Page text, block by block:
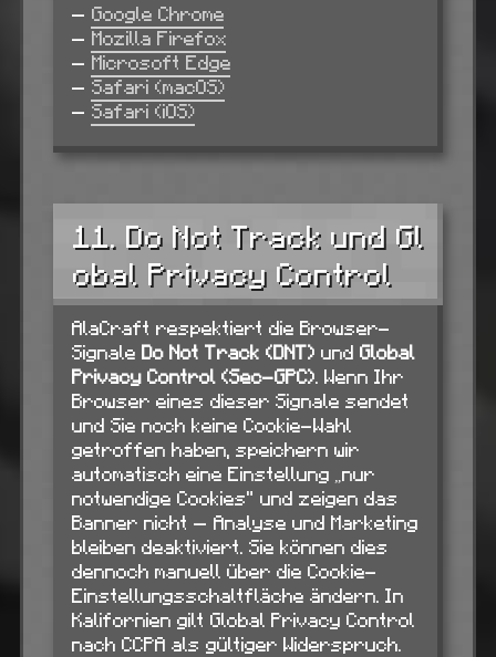
— Google Chrome
— Mozilla Firefox
— Microsoft Edge
— Safari (macOS)
— Safari (iOS)
11. Do Not Track und Gl
obal Privacy Control
AlaCraft respektiert die Browser-
Signale Do Not Track (DNT) und Global
Privacy Control (Sec-GPC). Wenn Ihr
Browser eines dieser Signale sendet
und Sie noch keine Cookie-Wahl
getroffen haben, speichern wir
automatisch eine Einstellung „nur
notwendige Cookies“ und zeigen das
Banner nicht — Analyse und Marketing
bleiben deaktiviert. Sie können dies
dennoch manuell über die Cookie-
Einstellungsschaltfläche ändern. In
Kalifornien gilt Global Privacy Control
nach CCPA als gültiger Widerspruch.